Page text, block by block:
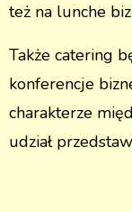
też na lunche
Także catering
konferencje
charakterze
udział